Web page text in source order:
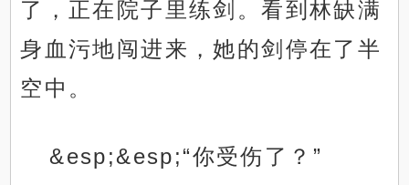
了，正在院子里练剑。看到林缺满
身血污地闯进来，她的剑停在了半
空中。
&esp;&esp;“你受伤了？”